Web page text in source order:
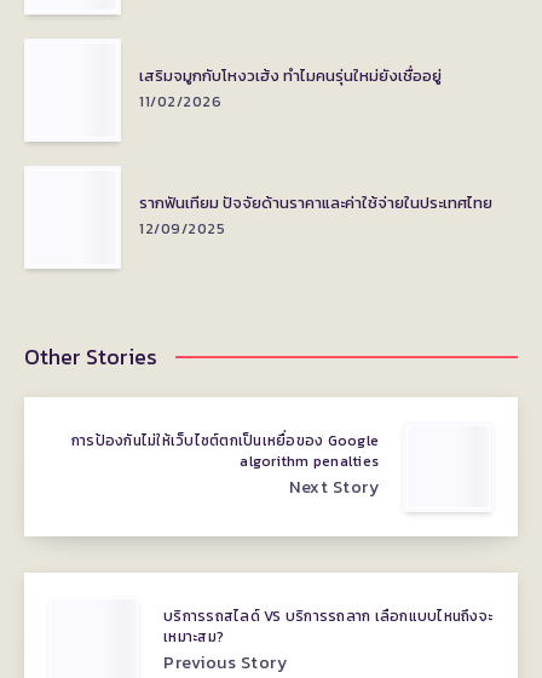
เสริมจมูกกับโหงวเฮ้ง ทำไมคนรุ่นใหม่ยังเชื่ออยู่
11/02/2026
รากฟันเทียม ปัจจัยด้านราคาและค่าใช้จ่ายในประเทศไทย
12/09/2025
Other Stories
การป้องกันไม่ให้เว็บไซต์ตกเป็นเหยื่อของ Google
algorithm penalties
Next Story
บริการรถสไลด์ VS บริการรถลาก เลือกแบบไหนถึงจะ
เหมาะสม?
Previous Story